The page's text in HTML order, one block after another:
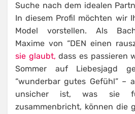
Suche nach dem idealen
In diesem Profil möchten wir
Model vorstellen. Als
Maxime von “DEN einen
sie glaubt, dass es passieren
Sommer auf Liebesjagd
“wunderbar gutes Gefühl” –
unsicher ist, was sie
zusammenbricht, können die